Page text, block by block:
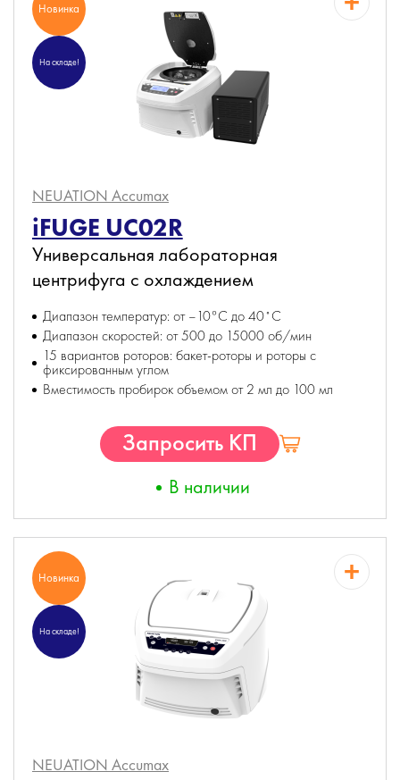
Новинка
На складе!
NEUATION Accumax
iFUGE UC02R
Универсальная лабораторная
центрифуга c охлаждением
Диапазон температур: от –10°C до 40˚С
Диапазон скоростей: от 500 до 15000 об/мин
15 вариантов роторов: бакет-роторы и роторы с
фиксированным углом
Вместимость пробирок объемом от 2 мл до 100 мл
Запросить КП
В наличии
Новинка
На складе!
NEUATION Accumax